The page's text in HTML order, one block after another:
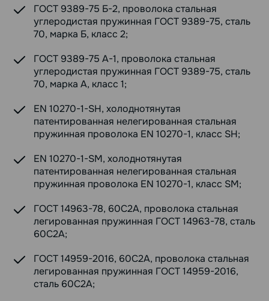
ГОСТ 9389-75 Б-2, проволока стальная
углеродистая пружинная ГОСТ 9389-75, сталь
70, марка Б, класс 2;
ГОСТ 9389-75 А-1, проволока стальная
углеродистая пружинная ГОСТ 9389-75, сталь
70, марка А, класс 1;
EN 10270-1-SH, холоднотянутая
патентированная нелегированная стальная
пружинная проволока EN 10270-1, класс SH;
EN 10270-1-SM, холоднотянутая
патентированная нелегированная стальная
пружинная проволока EN 10270-1, класс SM;
ГОСТ 14963-78, 60С2А, проволока стальная
легированная пружинная ГОСТ 14963-78, сталь
60С2А;
ГОСТ 14959-2016, 60С2А, проволока стальная
легированная пружинная ГОСТ 14959-2016,
сталь 60С2А;